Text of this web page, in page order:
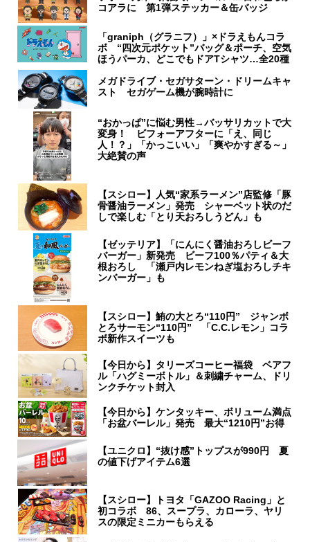
コアラに 第1弾ステッカー＆缶バッジ
「graniph（グラニフ）」×ドラえもんコラ
ボ “四次元ポケット”バッグ＆ポーチ、空気
ほうパーカ、どこでもドアTシャツ…全20種
メガドライブ・セガサターン・ドリームキャ
スト セガゲーム機が腕時計に
“おかっぱ”に悩む男性→バッサリカットで大
変身！ ビフォーアフターに「え、同じ
人！？」「かっこいい」「爽やかすぎる～」
大絶賛の声
【スシロー】人気“家系ラーメン”店監修「豚
骨醤油ラーメン」発売 シャーベット状のだ
しで楽しむ「とり天おろしうどん」も
【ゼッテリア】「にんにく醤油おろしビーフ
バーガー」新発売 ビーフ100％パティ＆大
根おろし 「瀬戸内レモンねぎ塩おろしチキ
ンバーガー」も
【スシロー】鮪の大とろ“110円” ジャンボ
とろサーモン“110円” 「C.C.レモン」コラ
ボ新作スイーツも
【今日から】タリーズコーヒー福袋 ベアフ
ル「ハグミーボトル」＆刺繍チャーム、ドリ
ンクチケット封入
【今日から】ケンタッキー、ボリューム満点
「お盆バーレル」発売 最大“1210円”お得
【ユニクロ】“抜け感”トップスが990円 夏
の値下げアイテム6選
【スシロー】トヨタ「GAZOO Racing」と
初コラボ 86、スープラ、カローラ、ヤリ
スの限定ミニカーもらえる